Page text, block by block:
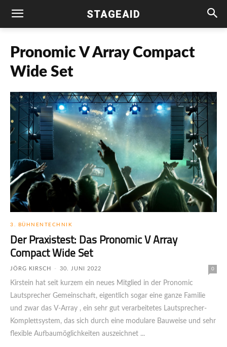
STAGEAID
Pronomic V Array Compact
Wide Set
3. BÜHNENTECHNIK
Der Praxistest: Das Pronomic V Array
Compact Wide Set
JÖRG KIRSCH - 30. JUNI 2022 0
Kirstein hat seit kurzem ein neues Mitglied in der Pronomic
Lautsprecher Gemeinschaft, eigentlich sogar eine ganze Familie
und zwar das V-Array , ein sehr gut verarbeitetes Lautsprecher-
Komplettsystem, das sich durch eine modulare Bauweise und sehr
flexible Aufbaumöglichkeiten auszeichnet ...